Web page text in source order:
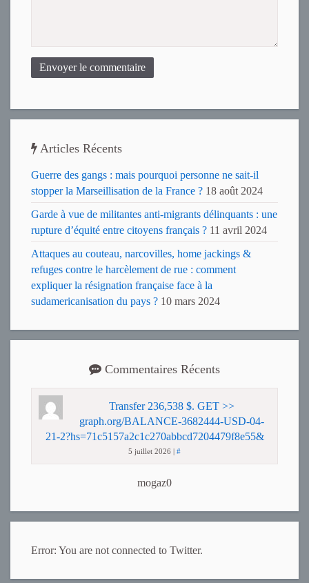
Envoyer le commentaire
Articles Récents
Guerre des gangs : mais pourquoi personne ne sait-il
stopper la Marseillisation de la France ? 18 août 2024
Garde à vue de militantes anti-migrants délinquants : une
rupture d’équité entre citoyens français ? 11 avril 2024
Attaques au couteau, narcovilles, home jackings &
refuges contre le harcèlement de rue : comment
expliquer la résignation française face à la
sudamericanisation du pays ? 10 mars 2024
Commentaires Récents
Transfer 236,538 $. GET >>
graph.org/BALANCE-3682444-USD-04-
21-2?hs=71c5157a2c1c270abbcd7204479f8e55&
5 juillet 2026 | #
mogaz0
Error: You are not connected to Twitter.